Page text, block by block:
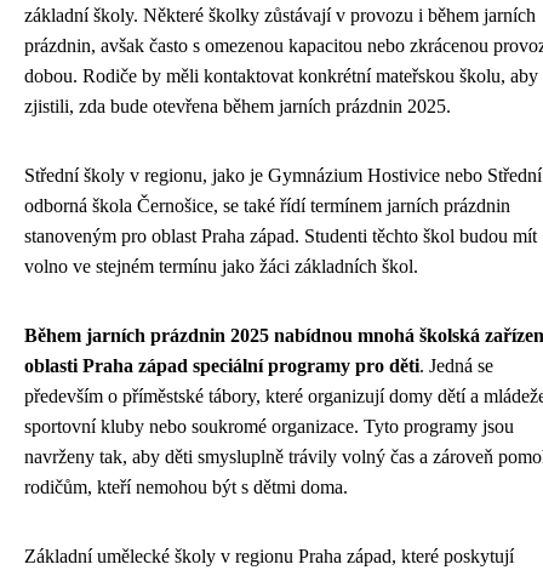
základní školy. Některé školky zůstávají v provozu i během jarních
prázdnin, avšak často s omezenou kapacitou nebo zkrácenou
dobou. Rodiče by měli kontaktovat konkrétní mateřskou školu, aby
zjistili, zda bude otevřena během jarních prázdnin 2025.
Střední školy v regionu, jako je Gymnázium Hostivice nebo Střední
odborná škola Černošice, se také řídí termínem jarních prázdnin
stanoveným pro oblast Praha západ. Studenti těchto škol budou mít
volno ve stejném termínu jako žáci základních škol.
Během jarních prázdnin 2025 nabídnou mnohá školská
oblasti Praha západ speciální programy pro děti. Jedná se
především o příměstské tábory, které organizují domy dětí a
sportovní kluby nebo soukromé organizace. Tyto programy jsou
navrženy tak, aby děti smysluplně trávily volný čas a zároveň
rodičům, kteří nemohou být s dětmi doma.
Základní umělecké školy v regionu Praha západ, které poskytují